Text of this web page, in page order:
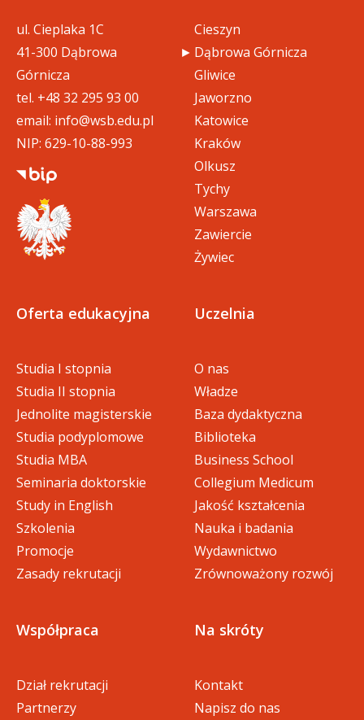
ul. Cieplaka 1C
41-300 Dąbrowa
Górnicza
tel. +48 32 295 93 00
email: info@wsb.edu.pl
NIP: 629-10-88-993
Cieszyn
Dąbrowa Górnicza
Gliwice
Jaworzno
Katowice
Kraków
Olkusz
Tychy
Warszawa
Zawiercie
Żywiec
Oferta edukacyjna
Studia I stopnia
Studia II stopnia
Jednolite magisterskie
Studia podyplomowe
Studia MBA
Seminaria doktorskie
Study in English
Szkolenia
Promocje
Zasady rekrutacji
Uczelnia
O nas
Władze
Baza dydaktyczna
Biblioteka
Business School
Collegium Medicum
Jakość kształcenia
Nauka i badania
Wydawnictwo
Zrównoważony rozwój
Współpraca
Dział rekrutacji
Partnerzy
Na skróty
Kontakt
Napisz do nas